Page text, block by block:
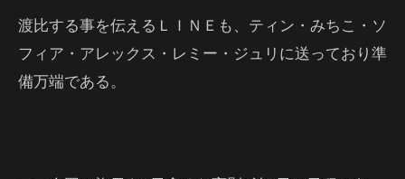
渡比する事を伝えるＬＩＮＥも、ティン・みちこ・ソ
フィア・アレックス・レミー・ジュリに送っており準
備万端である。